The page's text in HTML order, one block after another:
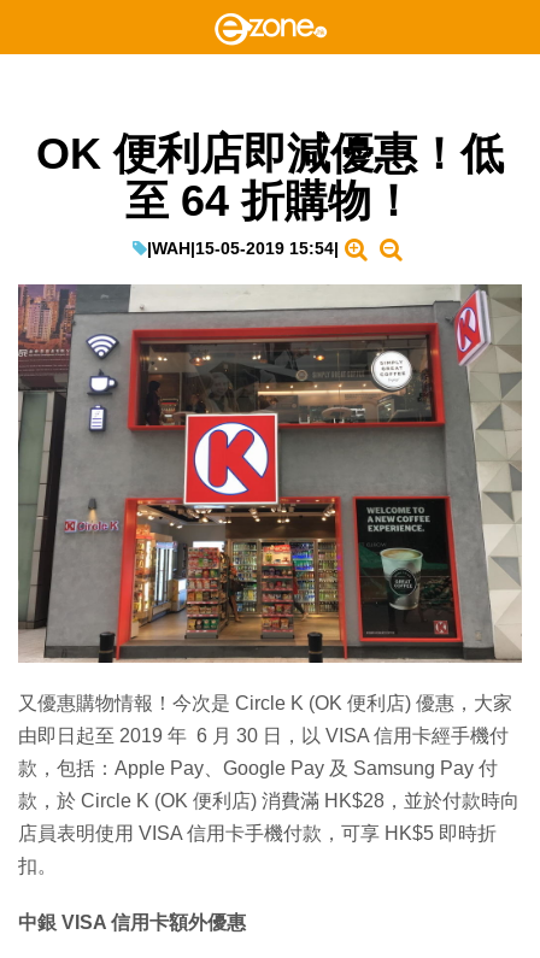
OK 便利店即減優惠！低
至 64 折購物！
|WAH|15-05-2019 15:54|
又優惠購物情報！今次是 Circle K (OK 便利店) 優惠，大家
由即日起至 2019 年 6 月 30 日，以 VISA 信用卡經手機付
款，包括：Apple Pay、Google Pay 及 Samsung Pay 付
款，於 Circle K (OK 便利店) 消費滿 HK$28，並於付款時向
店員表明使用 VISA 信用卡手機付款，可享 HK$5 即時折
扣。
中銀 VISA 信用卡額外優惠